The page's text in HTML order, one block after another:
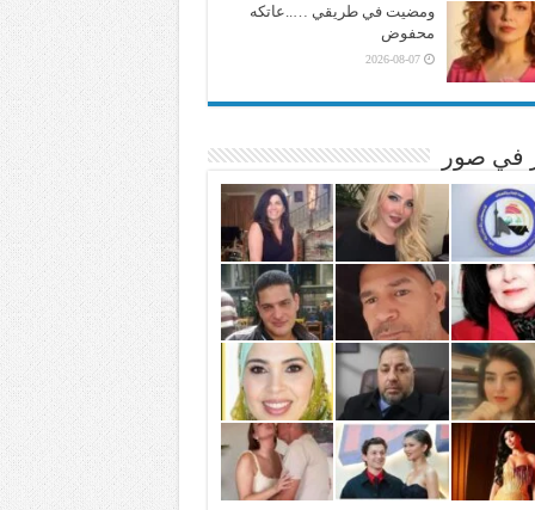
ومضيت في طريقي …..عاتكه
محفوض
2026-08-07
في صور